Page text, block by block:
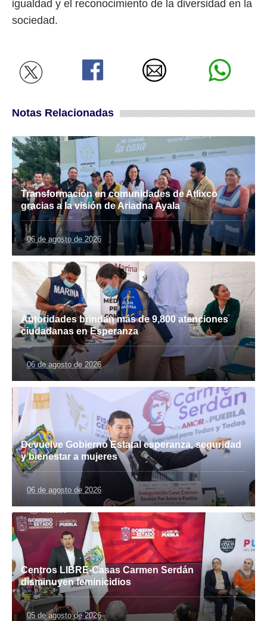
igualdad y el reconocimiento de la diversidad en la
sociedad.
Notas Relacionadas
Transformación en comunidades de Atlixco
gracias a la visión de Ariadna Ayala
06 de agosto de 2026
Autoridades brindan más de 9,800 atenciones
ciudadanas en Esperanza
06 de agosto de 2026
Devuelve Gobierno Estatal esperanza, seguridad
y bienestar a mujeres
06 de agosto de 2026
Centros LIBRE-Casas Carmen Serdán
disminuyen feminicidios
05 de agosto de 2026